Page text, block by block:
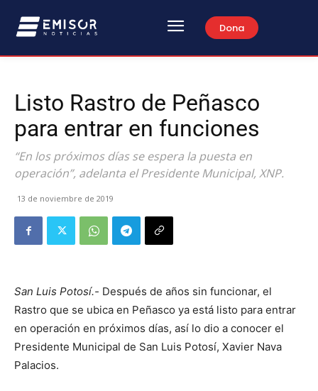
Dona
Listo Rastro de Peñasco
para entrar en funciones
“En los próximos días se espera la puesta en
operación”, adelanta el Presidente Municipal, XNP.
13 de noviembre de 2019
San Luis Potosí.- Después de años sin funcionar, el
Rastro que se ubica en Peñasco ya está listo para entrar
en operación en próximos días, así lo dio a conocer el
Presidente Municipal de San Luis Potosí, Xavier Nava
Palacios.